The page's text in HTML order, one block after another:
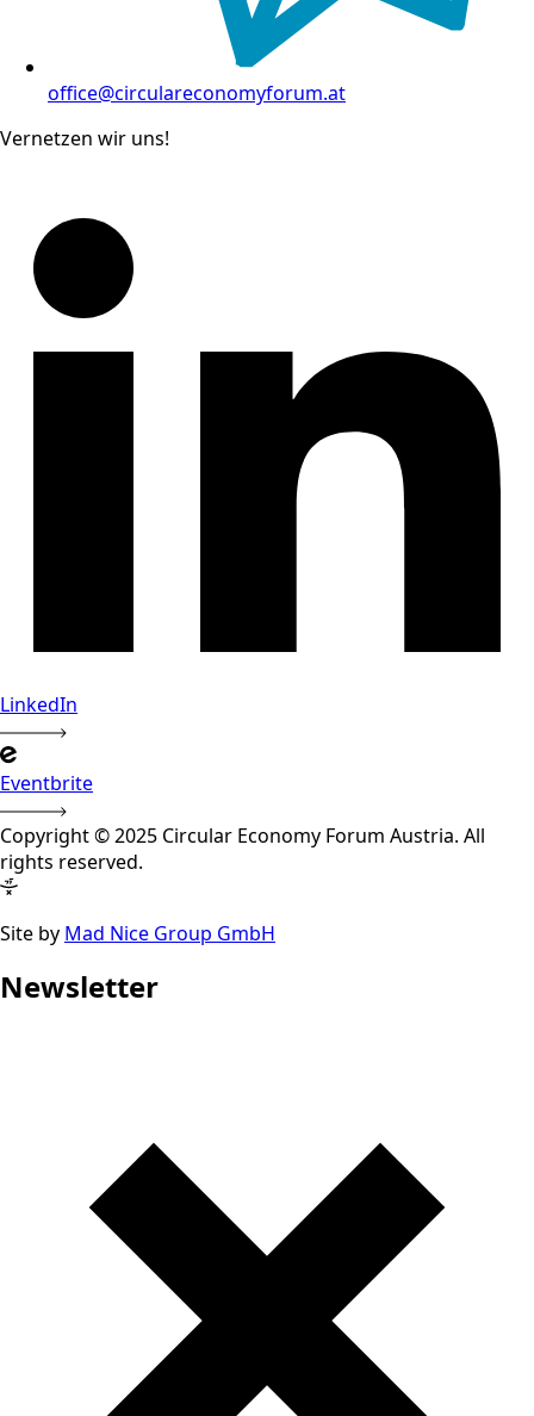
office@circulareconomyforum.at
Vernetzen wir uns!
LinkedIn
Eventbrite
Copyright © 2025 Circular Economy Forum Austria. All
rights reserved.
Site by Mad Nice Group GmbH
Newsletter